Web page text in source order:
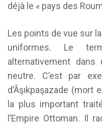
déjà le « pays des
Les points de vue sur
uniformes. Le
alternativement
neutre. C’est par
d’Âşıkpaşazade (mort
la plus important
l’Empire Ottoman. Il